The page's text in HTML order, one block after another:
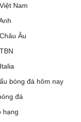
Nam
Âu
bóng đá hôm nay
đá
hạng